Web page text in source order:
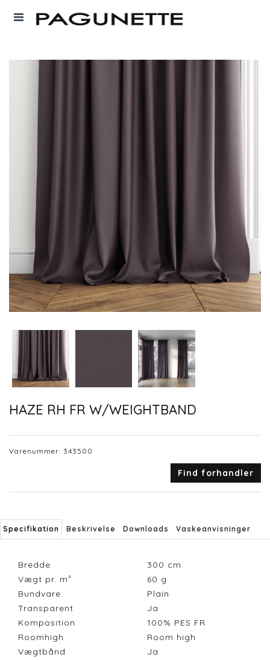
HAZE RH FR W/WEIGHTBAND
Varenummer: 343500
Find forhandler
Specifikation Beskrivelse Downloads Vaskeanvisninger
Bredde 300 cm
Vægt pr. m²
60 g
Bundvare
Plain
Transparent
Ja
Komposition
100% PES FR
Roomhigh
Room high
Vægtbånd
Ja